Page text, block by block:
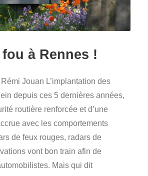
à Rennes !
Jouan L’implantation des
depuis ces 5 dernières années,
routière renforcée et d’une
avec les comportements
de feux rouges, radars de
vont bon train afin de
Mais qui dit